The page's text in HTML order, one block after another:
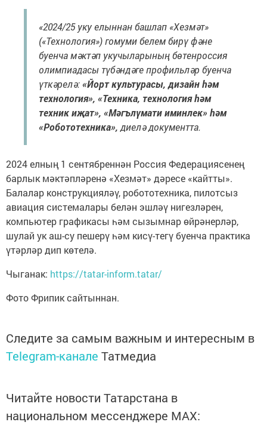
«2024/25 уку елыннан башлап «Хезмәт»
(«Технология») гомуми белем бирү фәне
буенча мәктәп укучыларының бөтенроссия
олимпиадасы түбәндәге профильләр буенча
үткәрелә:«Йорт культурасы, дизайн һәм
технология», «Техника, технология һәм
техник иҗат», «Мәгълүмати иминлек» һәм
«Робототехника», диелә документта.
2024 елның 1 сентябреннән Россия Федерациясенең
барлык мәктәпләренә «Хезмәт» дәресе «кайтты».
Балалар конструкцияләү, робототехника, пилотсыз
авиация системалары белән эшләү нигезләрен,
компьютер графикасы һәм сызымнар өйрәнерләр,
шулай ук аш-су пешерү һәм кисү-тегү буенча практика
үтәрләр дип көтелә.
Чыганак: https://tatar-inform.tatar/
Фото Фрипик сайтыннан.
Следите за самым важным и интересным в
Telegram-канале Татмедиа
Читайте новости Татарстана в
национальном мессенджере MАХ: